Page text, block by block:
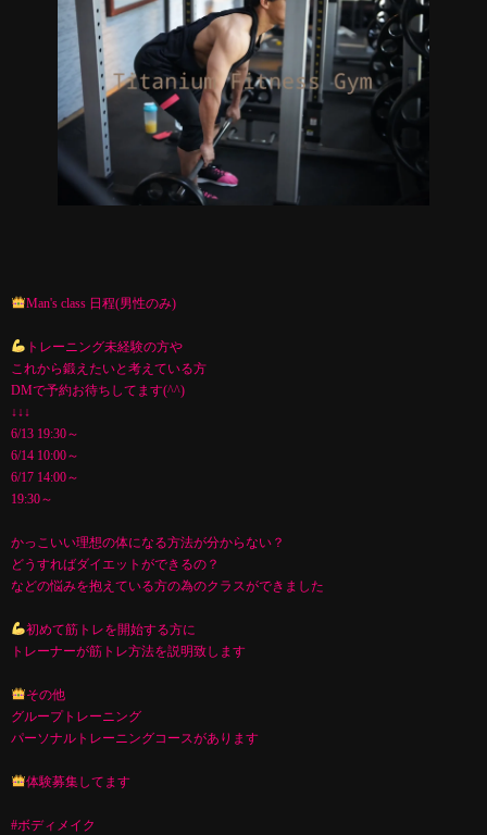
Man's class 日程(男性のみ)
トレーニング未経験の方や
これから鍛えたいと考えている方
DMで予約お待ちしてます(^^)
↓↓↓
6/13 19:30～
6/14 10:00～
6/17 14:00～
19:30～
かっこいい理想の体になる方法が分からない？
どうすればダイエットができるの？
などの悩みを抱えている方の為のクラスができました
初めて筋トレを開始する方に
トレーナーが筋トレ方法を説明致します
その他
グループトレーニング
パーソナルトレーニングコースがあります
体験募集してます
#ボディメイク